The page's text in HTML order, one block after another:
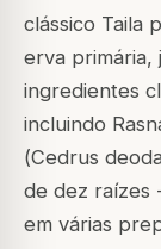
clássico Taila
erva primária,
ingredientes
incluindo
(Cedrus
de dez raízes
em várias